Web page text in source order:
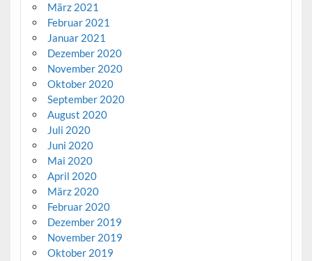
März 2021
Februar 2021
Januar 2021
Dezember 2020
November 2020
Oktober 2020
September 2020
August 2020
Juli 2020
Juni 2020
Mai 2020
April 2020
März 2020
Februar 2020
Dezember 2019
November 2019
Oktober 2019